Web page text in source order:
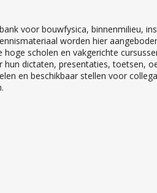
voor bouwfysica, binnenmilieu,
worden hier
hoge scholen en vakgerichte
hun dictaten, presentaties, toetsen,
en beschikbaar stellen voor